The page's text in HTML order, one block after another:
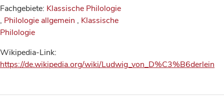
Fachgebiete: Klassische Philologie
, Philologie allgemein , Klassische
Philologie
Wikipedia-Link:
https://de.wikipedia.org/wiki/Ludwig_von_D%C3%B6derlein